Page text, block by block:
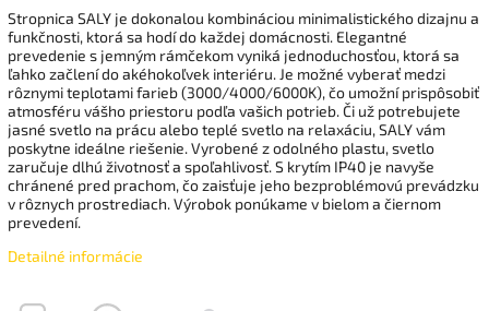
Stropnica SALY je dokonalou kombináciou minimalistického dizajnu a
funkčnosti, ktorá sa hodí do každej domácnosti. Elegantné
prevedenie s jemným rámčekom vyniká jednoduchosťou, ktorá sa
ľahko začlení do akéhokoľvek interiéru. Je možné vyberať medzi
rôznymi teplotami farieb (3000/4000/6000K), čo umožní prispôsobiť
atmosféru vášho priestoru podľa vašich potrieb. Či už potrebujete
jasné svetlo na prácu alebo teplé svetlo na relaxáciu, SALY vám
poskytne ideálne riešenie. Vyrobené z odolného plastu, svetlo
zaručuje dlhú životnosť a spoľahlivosť. S krytím IP40 je navyše
chránené pred prachom, čo zaisťuje jeho bezproblémovú prevádzku
v rôznych prostrediach. Výrobok ponúkame v bielom a čiernom
prevedení.
Detailné informácie